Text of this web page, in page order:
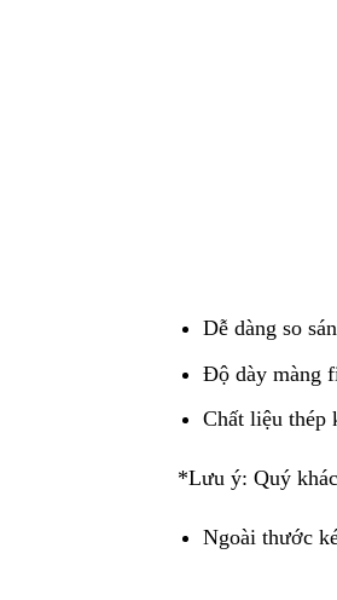
Dễ dàng so
Độ dày màng
Chất liệu thép
*Lưu ý: Quý
Ngoài thước